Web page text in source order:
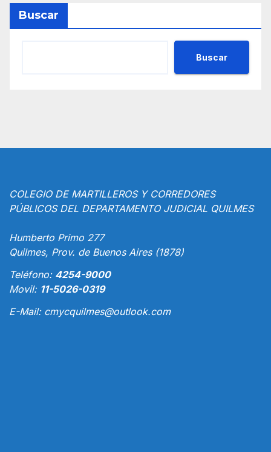
Buscar
Buscar
COLEGIO DE MARTILLEROS Y CORREDORES
PÚBLICOS DEL DEPARTAMENTO JUDICIAL QUILMES
Humberto Primo 277
Quilmes, Prov. de Buenos Aires (1878)
Teléfono: 4254-9000
Movil: 11-5026-0319
E-Mail: cmycquilmes@outlook.com